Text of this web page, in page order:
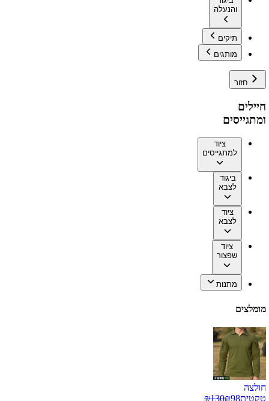
והנעלה
תיקים
מותגים
חזור
חיילים
ומתגייסים
ציוד
למתגייסים
ביגוד
לצבא
ציוד
לצבא
ציוד
שפצור
מתנות
מומלצים
חולצה
טקטית
₪98
₪130